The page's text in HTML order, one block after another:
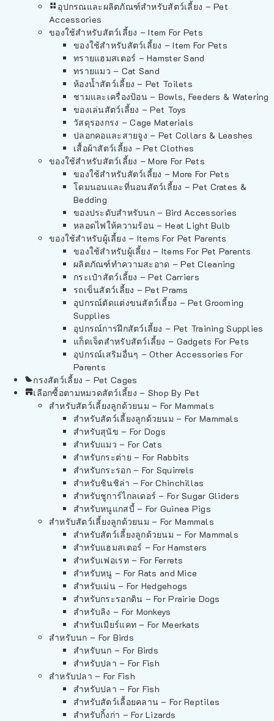
อุปกรณและผลิตภัณฑ์สำหรับสัตว์เลี้ยง – Pet
Accessories
ของใช้สำหรับสัตว์เลี้ยง – Item For Pets
ของใช้สำหรับสัตว์เลี้ยง – Item For Pets
ทรายแฮมสเตอร์ – Hamster Sand
ทรายแมว – Cat Sand
ห้องน้ำสัตว์เลี้ยง – Pet Toilets
ชามและเครื่องป้อน – Bowls, Feeders & Watering
ของเล่นสัตว์เลี้ยง – Pet Toys
วัสดุรองกรง – Cage Materials
ปลอกคอและสายจูง – Pet Collars & Leashes
เสื้อผ้าสัตว์เลี้ยง – Pet Clothes
ของใช้สำหรับสัตว์เลี้ยง – More For Pets
ของใช้สำหรับสัตว์เลี้ยง – More For Pets
โดมนอนและที่นอนสัตว์เลี้ยง – Pet Crates &
Bedding
ของประดับสำหรับนก – Bird Accessories
หลอดไฟให้ความร้อน – Heat Light Bulb
ของใช้สำหรับผู้เลี้ยง – Items For Pet Parents
ของใช้สำหรับผู้เลี้ยง – Items For Pet Parents
ผลิตภัณฑ์ทำความสะอาด – Pet Cleaning
กระเป๋าสัตว์เลี้ยง – Pet Carriers
รถเข็นสัตว์เลี้ยง – Pet Prams
อุปกรณ์ตัดแต่งขนสัตว์เลี้ยง – Pet Grooming
Supplies
อุปกรณ์การฝึกสัตว์เลี้ยง – Pet Training Supplies
แก็ดเจ็ตสำหรับสัตว์เลี้ยง – Gadgets For Pets
อุปกรณ์เสริมอื่นๆ – Other Accessories For
Parents
กรงสัตว์เลี้ยง – Pet Cages
เลือกซื้อตามหมวดสัตว์เลี้ยง – Shop By Pet
สำหรับสัตว์เลี้ยงลูกด้วยนม – For Mammals
สำหรับสัตว์เลี้ยงลูกด้วยนม – For Mammals
สำหรับสุนัข – For Dogs
สำหรับแมว – For Cats
สำหรับกระต่าย – For Rabbits
สำหรับกระรอก – For Squirrels
สำหรับชินชิล่า – For Chinchillas
สำหรับชูการ์ไกลเดอร์ – For Sugar Gliders
สำหรับหนูแกสบี้ – For Guinea Pigs
สำหรับสัตว์เลี้ยงลูกด้วยนม – For Mammals
สำหรับสัตว์เลี้ยงลูกด้วยนม – For Mammals
สำหรับแฮมสเตอร์ – For Hamsters
สำหรับเฟอเรท – For Ferrets
สำหรับหนู – For Rats and Mice
สำหรับเม่น – For Hedgehogs
สำหรับกระรอกดิน – For Prairie Dogs
สำหรับลิง – For Monkeys
สำหรับเมียร์แคท – For Meerkats
สำหรับนก – For Birds
สำหรับนก – For Birds
สำหรับปลา – For Fish
สำหรับปลา – For Fish
สำหรับปลา – For Fish
สำหรับสัตว์เลื้อยคลาน – For Reptiles
สำหรับกิ้งก่า – For Lizards